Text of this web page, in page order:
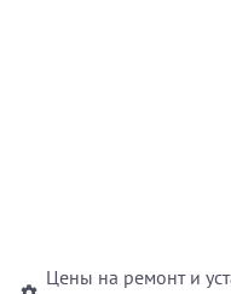
Цены на ремонт и